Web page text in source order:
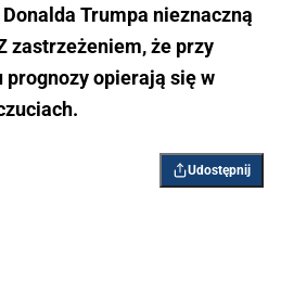
Trumpa nieznaczną
zastrzeżeniem, że przy
opierają się w
Udostępnij